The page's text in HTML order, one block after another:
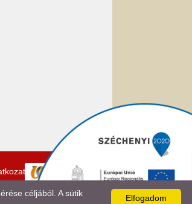
Elfogadom
céljából. A sütik